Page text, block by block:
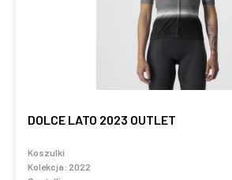
DOLCE LATO 2023 OUTLET
Koszulki
Kolekcja: 2022